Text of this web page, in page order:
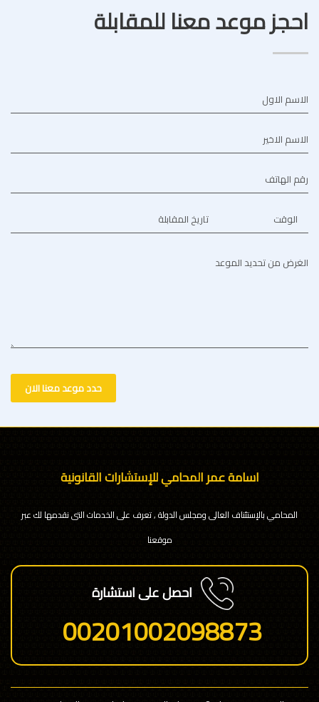
احجز موعد معنا للمقابلة
الاسم الاول
الاسم الاخير
رقم الهاتف
تاريخ المقابلة الوقت
الغرض من تحديد الموعد
حدد موعد معنا الان
اسامة عمر المحامي للإستشارات القانونية
المحامي بالإستئناف العالى ومجلس الدولة , تعرف على الخدمات التى نقدمها لك عبر
موقعنا
احصل على استشارة
00201002098873